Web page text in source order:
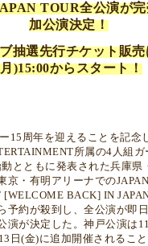
TOUR全公演が
加公演決定！
抽選先行チケット販
)15:00からスタート！
15周年を迎えることを記念
所属の4人組ガ
とともに発表された兵庫県
京・有明アリーナでの
[WELCOME BACK] IN
予約が殺到し、全公演が即
演が決定した。神戸公演は
日(金)に追加開催されるこ